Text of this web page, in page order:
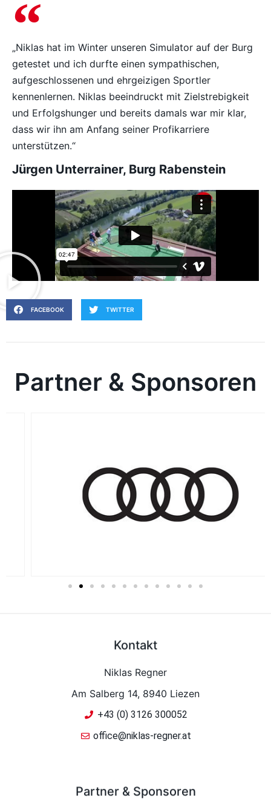
„Niklas hat im Winter unseren Simulator auf der Burg
getestet und ich durfte einen sympathischen,
aufgeschlossenen und ehrgeizigen Sportler
kennenlernen. Niklas beeindruckt mit Zielstrebigkeit
und Erfolgshunger und bereits damals war mir klar,
dass wir ihn am Anfang seiner Profikarriere
unterstützen.“
Jürgen Unterrainer, Burg Rabenstein
FACEBOOK TWITTER
Partner & Sponsoren
Kontakt
Niklas Regner
Am Salberg 14, 8940 Liezen
+43 (0) 3126 300052
office@niklas-regner.at
Partner & Sponsoren